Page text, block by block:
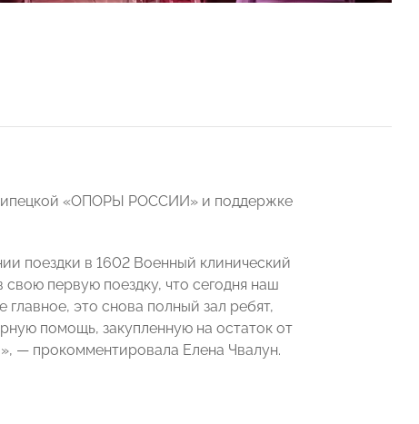
«ОПОРЫ РОССИИ» и поддержке
поездки в 1602 Военный клинический
первую поездку, что сегодня наш
это снова полный зал ребят,
помощь, закупленную на остаток от
— прокомментировала Елена Чвалун.